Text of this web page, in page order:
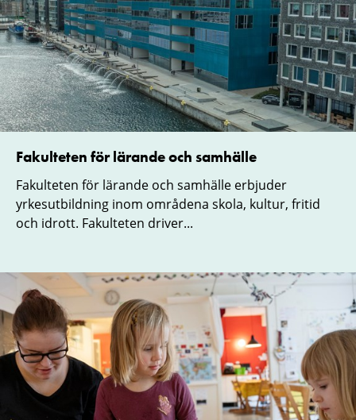
Fakulteten för lärande och samhälle
Fakulteten för lärande och samhälle erbjuder
yrkesutbildning inom områdena skola, kultur, fritid
och idrott. Fakulteten driver...